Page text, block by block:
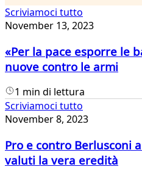
Scriviamoci tutto
November 13, 2023
«Per la pace esporre le
nuove contro le armi
1 min di lettura
Scriviamoci tutto
November 8, 2023
Pro e contro Berlusconi
valuti la vera eredità